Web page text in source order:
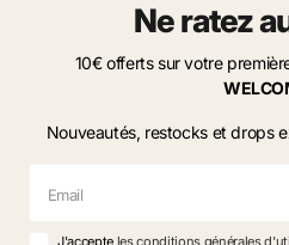
Ne ratez
10€ offerts sur votre
Nouveautés, restocks et drops